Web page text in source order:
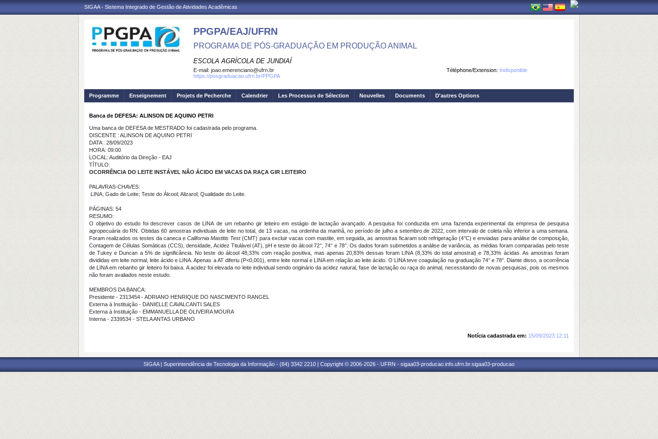
SIGAA - Sistema Integrado de Gestão de Atividades Acadêmicas
PPGPA/EAJ/UFRN
PROGRAMA DE PÓS-GRADUAÇÃO EM PRODUÇÃO ANIMAL
ESCOLA AGRÍCOLA DE JUNDIAÍ
Téléphone/Extension: Indisponible
E-mail: joao.emerenciano@ufrn.br
https://posgraduacao.ufrn.br/PPGPA
Programme Enseignement Projets de Pecherche Calendrier Les Processus de Sélection Nouvelles Documents D'autres Options
Banca de DEFESA: ALINSON DE AQUINO PETRI
Uma banca de DEFESA de MESTRADO foi cadastrada pelo programa.
DISCENTE : ALINSON DE AQUINO PETRI
DATA : 28/09/2023
HORA: 09:00
LOCAL: Auditório da Direção - EAJ
TÍTULO:
OCORRÊNCIA DO LEITE INSTÁVEL NÃO ÁCIDO EM VACAS DA RAÇA GIR LEITEIRO
PALAVRAS-CHAVES:
LINA; Gado de Leite; Teste do Álcool; Alizarol; Qualidade do Leite.
PÁGINAS: 54
RESUMO:
O objetivo do estudo foi descrevercasos de LINA de um rebanho gir leiteiroem estágio de lactação avançado . A pesquisa foi conduzida em uma fazenda experimental da empresa de pesquisa
agropecuária do RN. Obtidas 60 amostras individuais de leite no total, de 13 vacas, na ordenha da manhã, no período de julho a setembro de 2022, com intervalo de coleta não inferior a uma semana.
Foram realizados os testes da caneca e California Mastitis Test(CMT) para excluir vacas com mastite, em seguida, as amostras ficaram sob refrigeração (4°C) e enviadas para análise decomposição,
Contagem de Células Somáticas (CCS), densidade, Acidez Titulável (AT), pH e teste do álcool72°, 74° e 78°. Os dados foram submetidos a análise de variância, as médias foram comparadas pelo teste
de Tukey e Duncan a 5% de significância. No teste do álcool 48,33% com reação positiva, mas apenas 20,83% dessas foram LINA (8,33% do total amostral) e 78,33% ácidas. As amostras foram
divididas em leite normal, leite ácido e LINA. Apenas a AT diferiu (P<0,001), entre leite normal e LINA em relação ao leite ácido . O LINA teve coagulação na graduação 74° e 78°. Diante disso, a ocorrência
de LINA em rebanho gir leiteiro foi baixa. A acidez foi elevada no leite individual sendo originário daacidez natural, fase de lactação ou raça do animal, necessitando de novas pesquisas, pois os mesmos
não foram avaliados neste estudo.
MEMBROS DA BANCA:
Presidente - 2313454 - ADRIANO HENRIQUE DO NASCIMENTO RANGEL
Externa à Instituição - DANIELLE CAVALCANTI SALES
Externa à Instituição - EMMANUELLA DE OLIVEIRA MOURA
Interna - 2339534 - STELA ANTAS URBANO
Notícia cadastrada em: 15/09/2023 12:11
SIGAA | Superintendência de Tecnologia da Informação - (84) 3342 2210 | Copyright © 2006-2026 - UFRN - sigaa03-producao.info.ufrn.br.sigaa03-producao